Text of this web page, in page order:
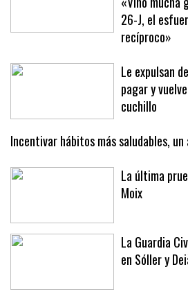
De Palma a
«Vino mucha
26-J, el
recíproco»
Le expulsan
pagar y
cuchillo
Incentivar hábitos más saludables,
La última
La Guardia